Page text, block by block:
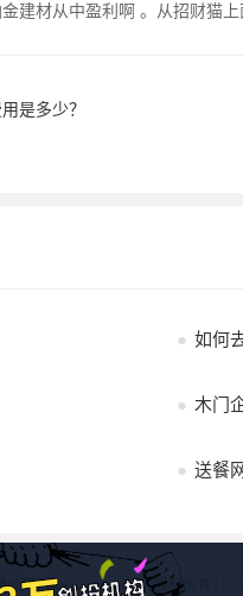
是多少？
● 如何去
● 木门
● 送餐网站
司（www.trjcn.com） 版权所有 | ICP